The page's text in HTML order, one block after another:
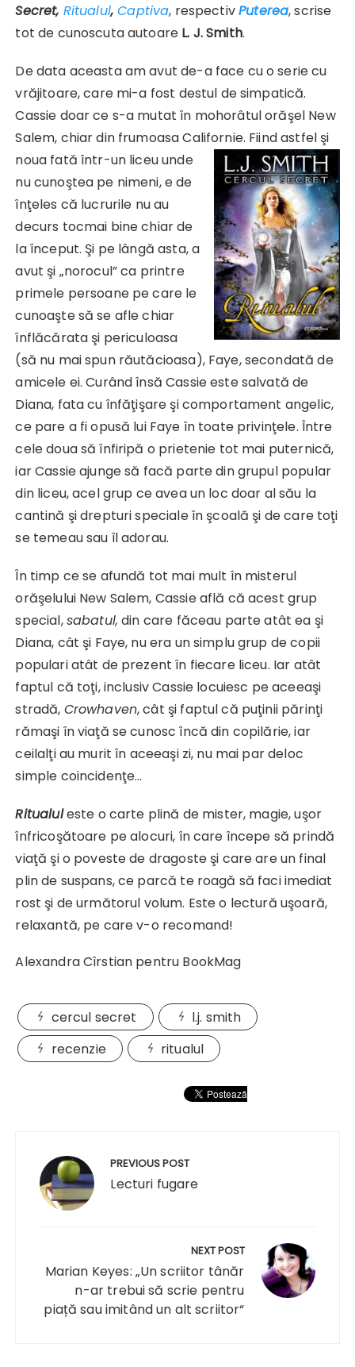
Secret, Ritualul,Captiva, respectivPuterea, scrise
tot de cunoscuta autoare L. J. Smith.
De data aceasta am avut de-a face cu o serie cu
vrăjitoare, care mi-a fost destul de simpatică.
Cassie doar ce s-a mutat în mohorâtul orăşel New
Salem, chiar din frumoasa Californie. Fiind astfel şi
noua fată într-un liceu unde
nu cunoştea pe nimeni, e de
înţeles că lucrurile nu au
decurs tocmai bine chiar de
la început. Şi pe lângă asta, a
avut şi „norocul” ca printre
primele persoane pe care le
cunoaşte să se afle chiar
înflăcărata şi periculoasa
(să nu mai spun răutăcioasa), Faye, secondată de
amicele ei. Curând însă Cassie este salvată de
Diana, fata cu înfăţişare şi comportament angelic,
ce pare a fi opusă lui Faye în toate privinţele. Între
cele doua să înfiripă o prietenie tot mai puternică,
iar Cassie ajunge să facă parte din grupul popular
din liceu, acel grup ce avea un loc doar al său la
cantină şi drepturi speciale în şcoală şi de care toţi
se temeau sau îl adorau.
În timp ce se afundă tot mai mult în misterul
orăşelului New Salem, Cassie află că acest grup
special,sabatul, din care făceau parte atât ea şi
Diana, cât şi Faye, nu era un simplu grup de copii
populari atât de prezent în fiecare liceu. Iar atât
faptul că toţi, inclusiv Cassie locuiesc pe aceeaşi
stradă, Crowhaven, cât şi faptul că puţinii părinţi
rămaşi în viaţă se cunosc încă din copilărie, iar
ceilalţi au murit în aceeaşi zi, nu mai par deloc
simple coincidenţe…
Ritualuleste o carte plină de mister, magie, uşor
înfricoşătoare pe alocuri, în care începe să prindă
viaţă şi o poveste de dragoste şi care are un final
plin de suspans, ce parcă te roagă să faci imediat
rost şi de următorul volum. Este o lectură uşoară,
relaxantă, pe care v-o recomand!
Alexandra Cîrstian pentru BookMag
cercul secret
l.j. smith
recenzie
ritualul
articole
PREVIOUS POST
Lecturi fugare
NEXT POST
Marian Keyes: „Un scriitor tânăr
n-ar trebui să scrie pentru
piață sau imitând un alt scriitor“